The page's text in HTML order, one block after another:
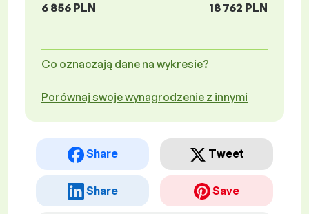
6 856 PLN
18 762 PLN
Co oznaczają dane na wykresie?
Porównaj swoje wynagrodzenie z innymi
Share Tweet
Share Save